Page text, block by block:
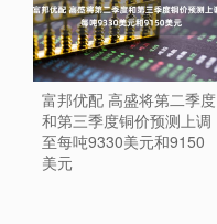
富邦优配 高盛将第二季度
和第三季度铜价预测上调
至每吨9330美元和9150
美元